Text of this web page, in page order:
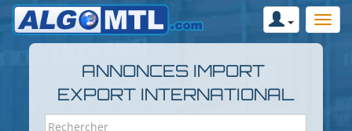
ANNONCES IMPORT
EXPORT INTERNATIONAL